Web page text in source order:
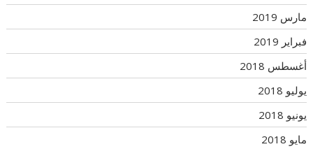
مارس 2019
فبراير 2019
أغسطس 2018
يوليو 2018
يونيو 2018
مايو 2018